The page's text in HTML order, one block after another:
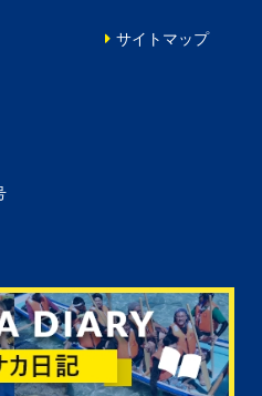
サイトマップ